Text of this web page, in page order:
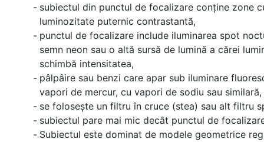
subiectul din punctul de focalizare conține zone
luminozitate puternic contrastantă,
punctul de focalizare include iluminarea spot
semn neon sau o altă sursă de lumină a cărei
schimbă intensitatea,
pâlpâire sau benzi care apar sub iluminare
vapori de mercur, cu vapori de sodiu sau similară,
se folosește un filtru în cruce (stea) sau alt filtru
subiectul pare mai mic decât punctul de
Subiectul este dominat de modele geometrice